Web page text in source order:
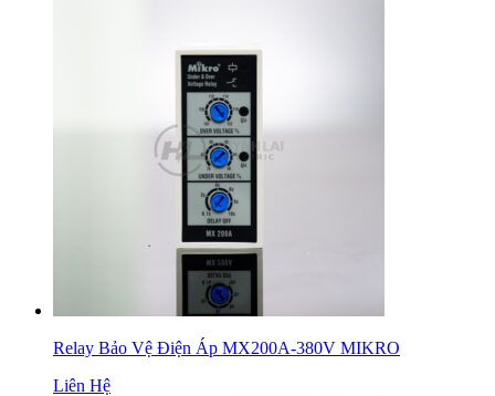
Relay Bảo Vệ Điện Áp MX200A-380V MIKRO
Liên Hệ